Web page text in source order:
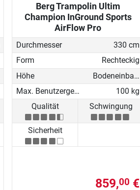
Berg Trampolin Ultim
Champion InGround Sports
AirFlow Pro
Durchmesser
330 cm
Form
Rechteckig
Höhe
Bodeneinbau-Trampolin
Max. Benutzergewicht
100 kg
Qualität
Schwingung
Sicherheit
859,00 €